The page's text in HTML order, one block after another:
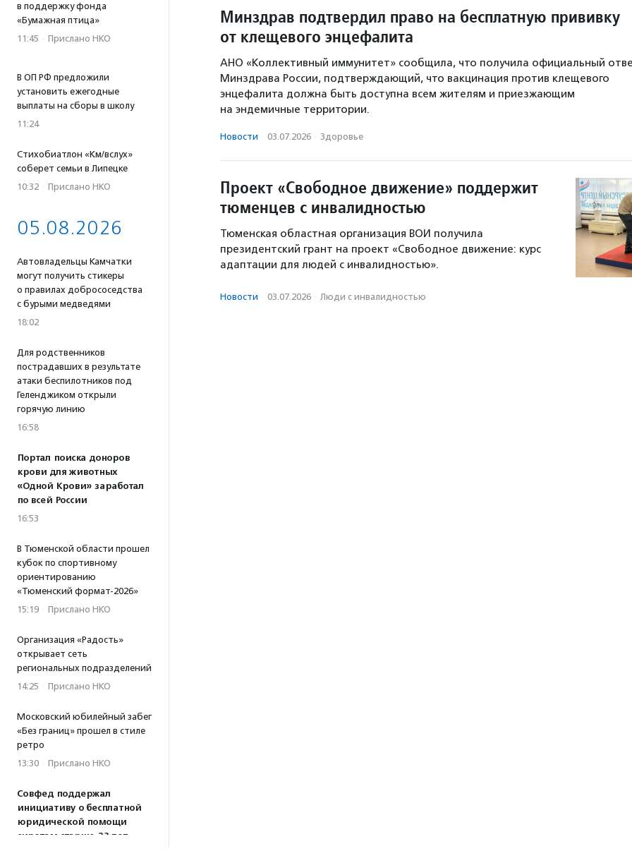
в поддержку фонда
«Бумажная птица»
11:45 · Прислано НКО
В ОП РФ предложили
установить ежегодные
выплаты на сборы в школу
11:24
Стихобиатлон «Км/вслух»
соберет семьи в Липецке
10:32 · Прислано НКО
05.08.2026
Автовладельцы Камчатки
могут получить стикеры
о правилах добрососедства
с бурыми медведями
18:02
Для родственников
пострадавших в результате
атаки беспилотников под
Геленджиком открыли
горячую линию
16:58
Портал поиска доноров
крови для животных
«Одной Крови» заработал
по всей России
16:53
В Тюменской области прошел
кубок по спортивному
ориентированию
«Тюменский формат-2026»
15:19 · Прислано НКО
Организация «Радость»
открывает сеть
региональных подразделений
14:25 · Прислано НКО
Московский юбилейный забег
«Без границ» прошел в стиле
ретро
13:30 · Прислано НКО
Совфед поддержал
инициативу о бесплатной
юридической помощи
сиротам старше 23 лет
Минздрав подтвердил право на бесплатную прививку
от клещевого энцефалита
АНО «Коллективный иммунитет» сообщила, что получила официальный
Минздрава России, подтверждающий, что вакцинация против клещевого
энцефалита должна быть доступна всем жителям и приезжающим
на эндемичные территории.
Новости · 03.07.2026 · Здоровье
Проект «Свободное движение» поддержит
тюменцев с инвалидностью
Тюменская областная организация ВОИ получила
президентский грант на проект «Свободное движение: курс
адаптации для людей с инвалидностью».
Новости · 03.07.2026 · Люди с инвалидностью